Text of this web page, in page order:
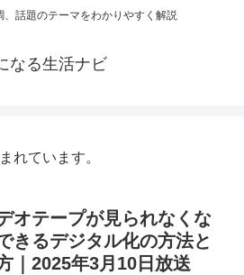
、話題のテーマをわかりやすく解説
なる生活ナビ
れています。
オテープが見られなくな
きるデジタル化の方法と
｜2025年3月10日放送